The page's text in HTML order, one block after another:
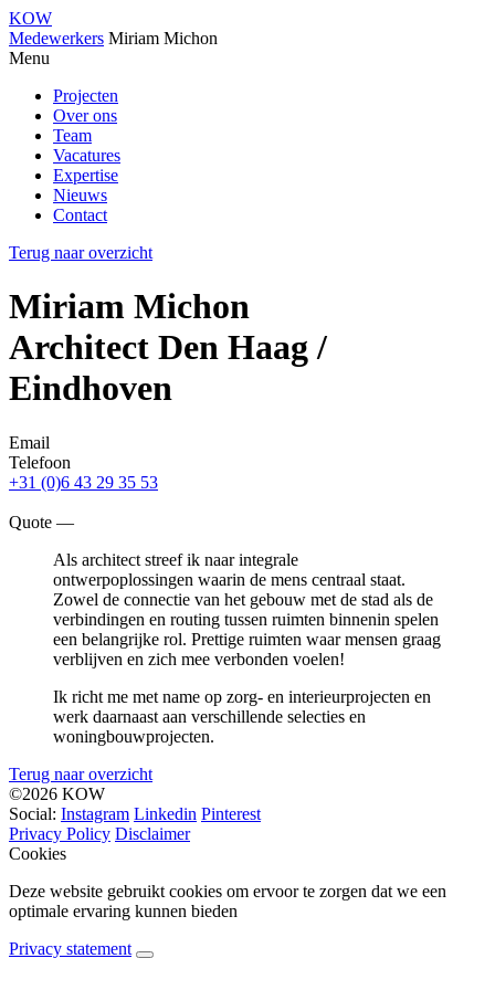
KOW
Medewerkers Miriam Michon
Menu
Projecten
Over ons
Team
Vacatures
Expertise
Nieuws
Contact
Terug naar overzicht
Miriam Michon
Architect Den Haag /
Eindhoven
Email
Telefoon
+31 (0)6 43 29 35 53
Quote —
Als architect streef ik naar integrale
ontwerpoplossingen waarin de mens centraal staat.
Zowel de connectie van het gebouw met de stad als de
verbindingen en routing tussen ruimten binnenin spelen
een belangrijke rol. Prettige ruimten waar mensen graag
verblijven en zich mee verbonden voelen!
Ik richt me met name op zorg- en interieurprojecten en
werk daarnaast aan verschillende selecties en
woningbouwprojecten.
Terug naar overzicht
©2026 KOW
Social: Instagram Linkedin Pinterest
Privacy Policy Disclaimer
Cookies
Deze website gebruikt cookies om ervoor te zorgen dat we een
optimale ervaring kunnen bieden
Privacy statement